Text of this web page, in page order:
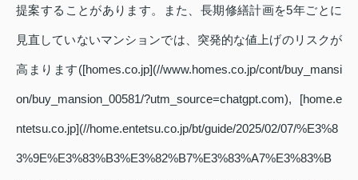
提案することがあります。また、長期修繕計画を5年ごとに
見直していないマンションでは、突発的な値上げのリスクが
高まります([homes.co.jp](//www.homes.co.jp/cont/buy_mansi
on/buy_mansion_00581/?utm_source=chatgpt.com), [home.e
ntetsu.co.jp](//home.entetsu.co.jp/bt/guide/2025/02/07/%E3%8
3%9E%E3%83%B3%E3%82%B7%E3%83%A7%E3%83%B